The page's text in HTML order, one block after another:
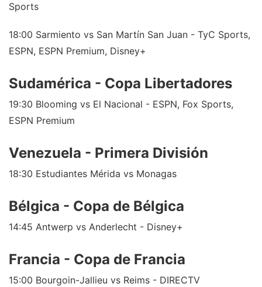
Sports
18:00 Sarmiento vs San Martín San Juan - TyC Sports,
ESPN, ESPN Premium, Disney+
Sudamérica - Copa Libertadores
19:30 Blooming vs El Nacional - ESPN, Fox Sports,
ESPN Premium
Venezuela - Primera División
18:30 Estudiantes Mérida vs Monagas
Bélgica - Copa de Bélgica
14:45 Antwerp vs Anderlecht - Disney+
Francia - Copa de Francia
15:00 Bourgoin-Jallieu vs Reims - DIRECTV